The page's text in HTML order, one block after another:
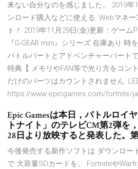
来ない自分なのを感じました。 2019年
ンロード購入などに使える. Webマネ
ト！ 2019年11月29日(金)更新：ゲーム
『G-GEAR mini』シリーズ 在庫あり 時
バトルパートとアドベンチャーパート
特典【 メモリやFAN等で光り方をコン
だけのパーツはカウントされません.
https://www.epicgames.com/fortnite/
Epic Gamesは本日，バトルロイ
トナイト」のテレビCM第2弾を
28日より放映すると発表した。
今後発売する新作ソフトは ダウンロー
で 大容量SDカードを。 Fortniteや